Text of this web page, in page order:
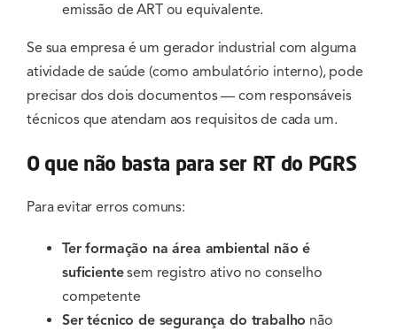
emissão de ART ou equivalente.
Se sua empresa é um gerador industrial com alguma
atividade de saúde (como ambulatório interno), pode
precisar dos dois documentos — com responsáveis
técnicos que atendam aos requisitos de cada um.
O que não basta para ser RT do PGRS
Para evitar erros comuns:
Ter formação na área ambiental não é
suficientesem registro ativo no conselho
competente
Ser técnico de segurança do trabalho não